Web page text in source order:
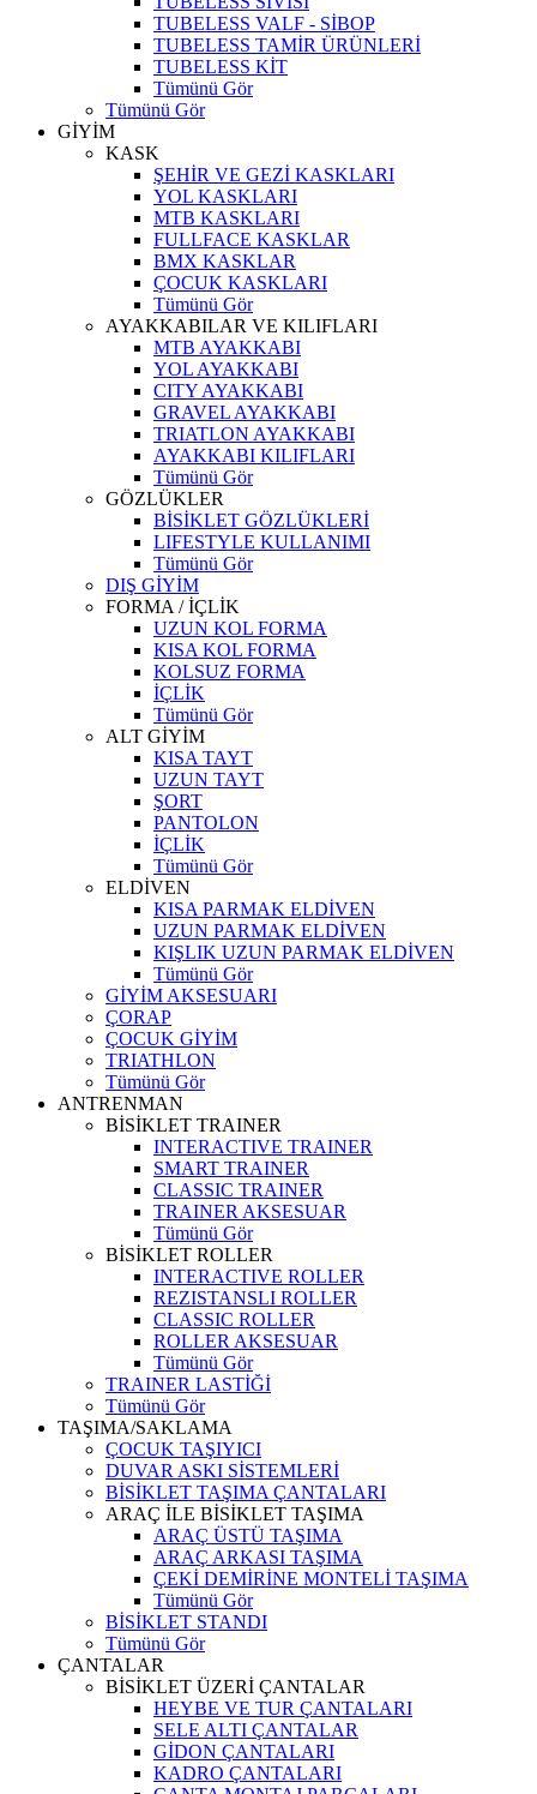
TUBELESS VALF - SİBOP
TUBELESS TAMİR ÜRÜNLERİ
TUBELESS KİT
Tümünü Gör
Tümünü Gör
GİYİM
KASK
ŞEHİR VE GEZİ KASKLARI
YOL KASKLARI
MTB KASKLARI
FULLFACE KASKLAR
BMX KASKLAR
ÇOCUK KASKLARI
Tümünü Gör
AYAKKABILAR VE KILIFLARI
MTB AYAKKABI
YOL AYAKKABI
CITY AYAKKABI
GRAVEL AYAKKABI
TRIATLON AYAKKABI
AYAKKABI KILIFLARI
Tümünü Gör
GÖZLÜKLER
BİSİKLET GÖZLÜKLERİ
LIFESTYLE KULLANIMI
Tümünü Gör
DIŞ GİYİM
FORMA / İÇLİK
UZUN KOL FORMA
KISA KOL FORMA
KOLSUZ FORMA
İÇLİK
Tümünü Gör
ALT GİYİM
KISA TAYT
UZUN TAYT
ŞORT
PANTOLON
İÇLİK
Tümünü Gör
ELDİVEN
KISA PARMAK ELDİVEN
UZUN PARMAK ELDİVEN
KIŞLIK UZUN PARMAK ELDİVEN
Tümünü Gör
GİYİM AKSESUARI
ÇORAP
ÇOCUK GİYİM
TRIATHLON
Tümünü Gör
ANTRENMAN
BİSİKLET TRAINER
INTERACTIVE TRAINER
SMART TRAINER
CLASSIC TRAINER
TRAINER AKSESUAR
Tümünü Gör
BİSİKLET ROLLER
INTERACTIVE ROLLER
REZISTANSLI ROLLER
CLASSIC ROLLER
ROLLER AKSESUAR
Tümünü Gör
TRAINER LASTİĞİ
Tümünü Gör
TAŞIMA/SAKLAMA
ÇOCUK TAŞIYICI
DUVAR ASKI SİSTEMLERİ
BİSİKLET TAŞIMA ÇANTALARI
ARAÇ İLE BİSİKLET TAŞIMA
ARAÇ ÜSTÜ TAŞIMA
ARAÇ ARKASI TAŞIMA
ÇEKİ DEMİRİNE MONTELİ TAŞIMA
Tümünü Gör
BİSİKLET STANDI
Tümünü Gör
ÇANTALAR
BİSİKLET ÜZERİ ÇANTALAR
HEYBE VE TUR ÇANTALARI
SELE ALTI ÇANTALAR
GİDON ÇANTALARI
KADRO ÇANTALARI